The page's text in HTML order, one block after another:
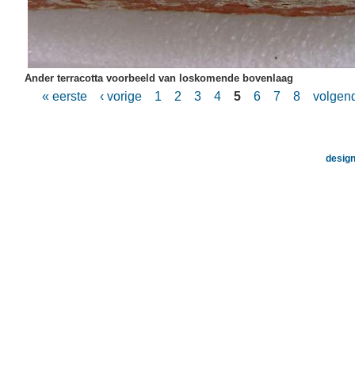
Ander terracotta voorbeeld van loskomende bovenlaag
« eerste ‹ vorige 1 2 3 4 5 6 7 8